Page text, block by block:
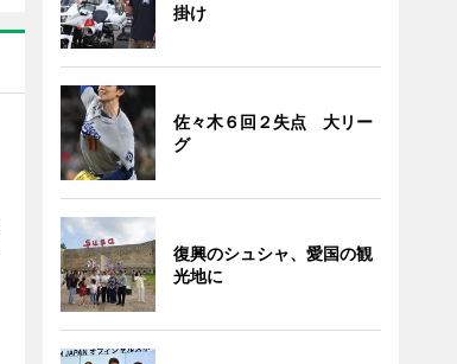
掛け
佐々木６回２失点 大リー
グ
復興のシュシャ、愛国の観
光地に